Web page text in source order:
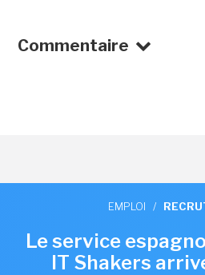
Commentaire
EMPLOI /
Le service
IT Shakers